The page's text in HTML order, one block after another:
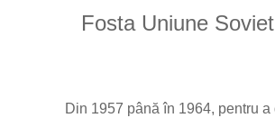
Fosta Uniune
Din 1957 până în 1964, pentru